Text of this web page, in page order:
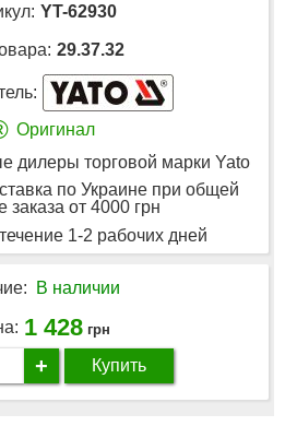
YT-62930
29.37.32
Оригинал
дилеры торговой марки Yato
по Украине при общей
заказа от 4000 грн
1-2 рабочих дней
В наличии
1 428 грн
+ Купить